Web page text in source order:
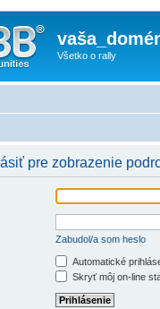
Všetko o rally
pre zobrazenie
Zabudol/a som heslo
Automatické
Skryť môj on-line